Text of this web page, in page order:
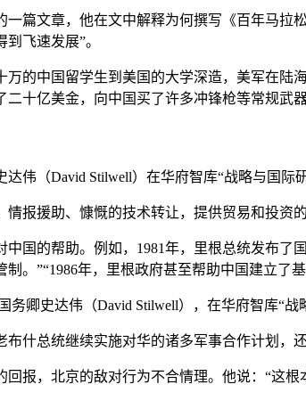
一篇文章，他在文中解释为何撰写《百年马
飞速发展”。
的中国留学生到美国的大学深造，美军在
十亿美金，向中国买了许多冲锋枪等常规
达伟（David Stilwell）在华府智库“战略与国
报援助、慷慨的技术转让，提供贸易和投
国的帮助。例如，1981年，里根总统发布
。”“1986年，里根政府甚至帮助中国建立
务卿史达伟（David Stilwell），在华府智库“战
布什总统继续实施对华的诸多军事合作计划，
报，北京的敌对行为不合情理。他说：“这